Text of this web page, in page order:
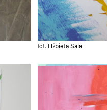
fot. Elżbieta Sala